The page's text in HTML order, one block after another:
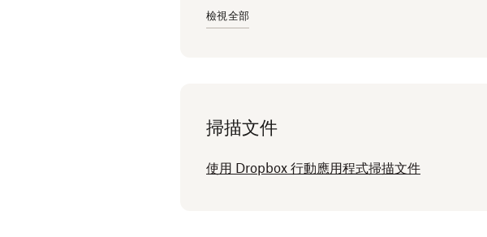
檢視全部
掃描文件
使用 Dropbox 行動應用程式掃描文件